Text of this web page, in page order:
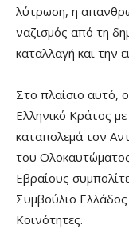
λύτρωση, η
ναζισμός από τη
καταλλαγή και την
Στο πλαίσιο αυτό,
Ελληνικό Κράτος
καταπολεμά τον
του
Εβραίους
Συμβούλιο Ελλάδος
Κοινότητες.